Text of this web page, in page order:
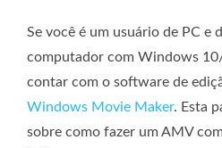
Se você é um usuário de PC e
computador com Windows
contar com o software de
Windows Movie Maker. Esta
sobre como fazer um AMV